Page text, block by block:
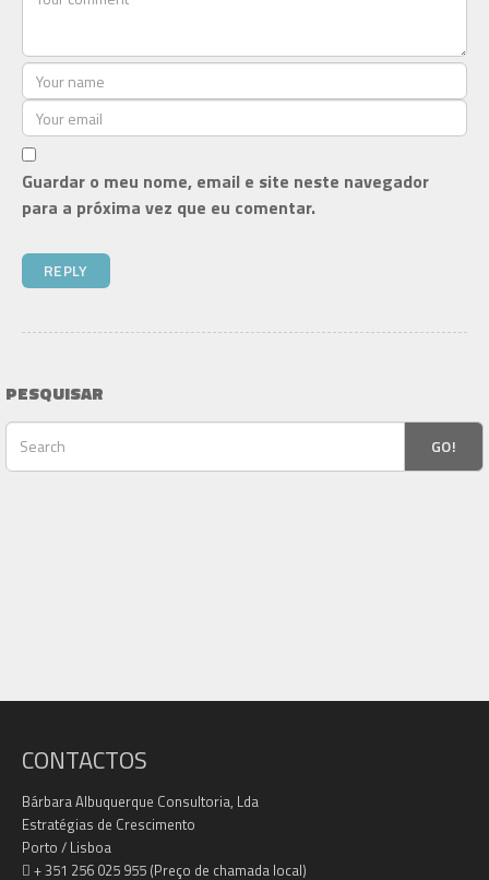
Guardar o meu nome, email e site neste navegador
para a próxima vez que eu comentar.
PESQUISAR
GO!
CONTACTOS
Bárbara Albuquerque Consultoria, Lda
Estratégias de Crescimento
Porto / Lisboa
+ 351 256 025 955 (Preço de chamada local)